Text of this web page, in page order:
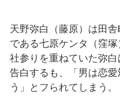
天野弥白（藤原）は田
である七原ケンタ（窪
社参りを重ねていた弥
告白するも、「男は恋
う」とフられてしまう。